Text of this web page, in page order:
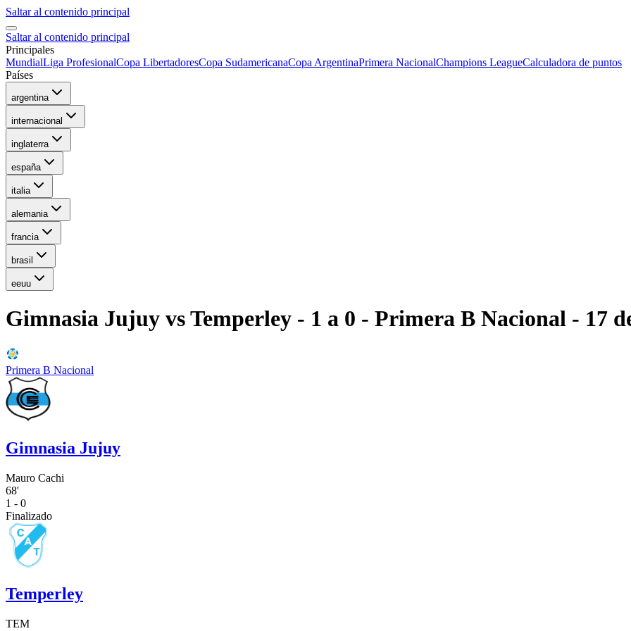
Saltar al contenido principal
Saltar al contenido principal
Principales
MundialLiga ProfesionalCopa LibertadoresCopa SudamericanaCopa ArgentinaPrimera NacionalChampions LeagueCalculadora de puntos
Países
argentina
internacional
inglaterra
españa
italia
alemania
francia
brasil
eeuu
Gimnasia Jujuy vsTemperley - 1 a 0 - Primera B Nacional - 17
Primera B Nacional
Gimnasia Jujuy
Mauro Cachi
68'
1 - 0
Finalizado
Temperley
TEM